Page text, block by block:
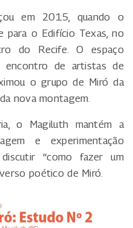
em 2015, quando o
para o Edifício Texas, no
do Recife. O espaço
encontro de artistas de
o grupo de Miró da
nova montagem.
o Magiluth mantém a
e experimentação
“como fazer um
poético de Miró.